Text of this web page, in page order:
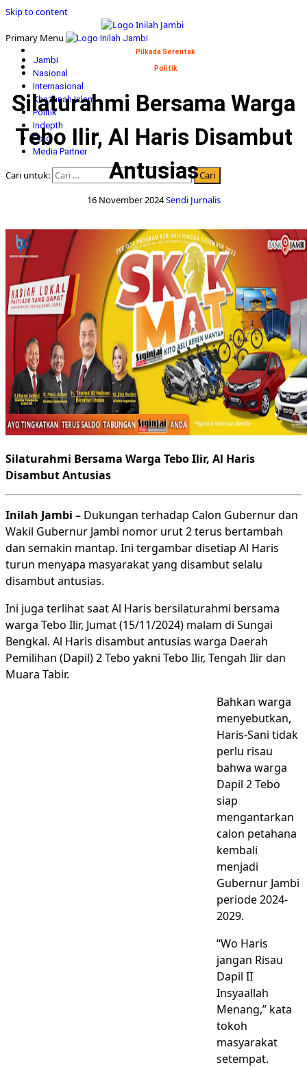
Skip to content
Primary Menu
Jambi
Nasional
Internasional
Khazanah Islam
Politik
Indepth
Foto
Media Partner
Cari untuk:
Pilkada Serentak
Politik
Silaturahmi Bersama Warga
Tebo Ilir, Al Haris Disambut
Antusias
16 November 2024Sendi Jurnalis
Silaturahmi Bersama Warga Tebo Ilir, Al Haris
Disambut Antusias
Inilah Jambi – Dukungan terhadap Calon Gubernur dan
Wakil Gubernur Jambi nomor urut 2 terus bertambah
dan semakin mantap. Ini tergambar disetiap Al Haris
turun menyapa masyarakat yang disambut selalu
disambut antusias.
Ini juga terlihat saat Al Haris bersilaturahmi bersama
warga Tebo Ilir, Jumat (15/11/2024) malam di Sungai
Bengkal. Al Haris disambut antusias warga Daerah
Pemilihan (Dapil) 2 Tebo yakni Tebo Ilir, Tengah Ilir dan
Muara Tabir.
Bahkan warga
menyebutkan,
Haris-Sani tidak
perlu risau
bahwa warga
Dapil 2 Tebo
siap
mengantarkan
calon petahana
kembali
menjadi
Gubernur Jambi
periode 2024-
2029.
“Wo Haris
jangan Risau
Dapil II
Insyaallah
Menang,” kata
tokoh
masyarakat
setempat.